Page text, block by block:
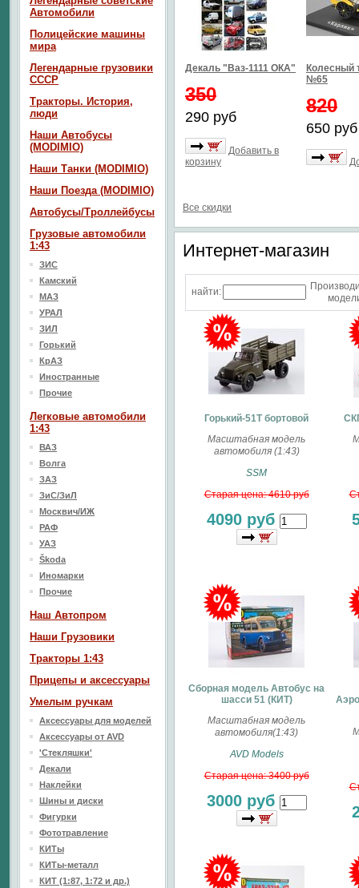
Декаль "Ваз-1111 ОКА"
350
290 руб
Добавить в
корзину
Колесный
№65
820
650 руб
Все скидки
Интернет-магазин
найти:
Горький-51Т бортовой
Масштабная модель
автомобиля (1:43)
SSM
Старая цена: 4610 руб
4090 руб
Сборная модель Автобус на
шасси 51 (КИТ)
Масштабная модель
автомобиля(1:43)
AVD Models
Старая цена: 3400 руб
3000 руб
Автомобили
Полицейские машины
мира
Легендарные грузовики
СССР
Тракторы. История,
люди
Наши Автобусы
(MODIMIO)
Наши Танки (MODIMIO)
Наши Поезда (MODIMIO)
Автобусы/Троллейбусы
Грузовые автомобили
1:43
ЗИС
Камский
МАЗ
УРАЛ
ЗИЛ
Горький
КрАЗ
Иностранные
Прочие
Легковые автомобили
1:43
ВАЗ
Волга
ЗАЗ
ЗиС/ЗиЛ
Москвич/ИЖ
РАФ
УАЗ
Škoda
Иномарки
Прочие
Наш Aвтопром
Наши Грузовики
Тракторы 1:43
Прицепы и аксессуары
Умелым ручкам
Аксессуары для моделей
Аксессуары от AVD
'Стекляшки'
Декали
Наклейки
Шины и диски
Фигурки
Фототравление
КИТы
КИТы-металл
КИТ (1:87, 1:72 и др.)